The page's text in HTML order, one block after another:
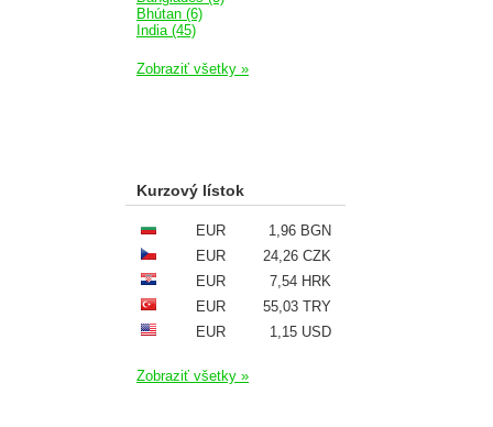
Bhútan (6)
India (45)
Zobraziť všetky »
Kurzový lístok
EUR
1,96 BGN
EUR
24,26 CZK
EUR
7,54 HRK
EUR
55,03 TRY
EUR
1,15 USD
Zobraziť všetky »